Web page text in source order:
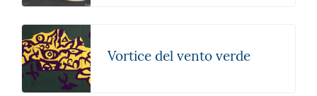
Vortice del vento verde